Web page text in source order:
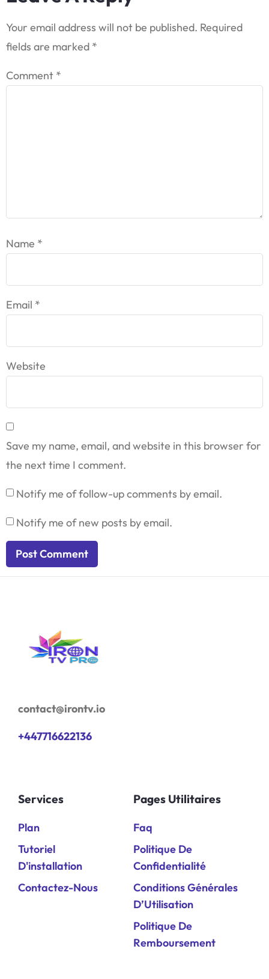
Your email address will not be published. Required
fields are marked *
Comment *
Name *
Email *
Website
Save my name, email, and website in this browser for
the next time I comment.
Notify me of follow-up comments by email.
Notify me of new posts by email.
contact@irontv.io
+447716622136
Services
Plan
Tutoriel
D'installation
Contactez-Nous
Pages Utilitaires
Faq
Politique De
Confidentialité
Conditions Générales
D’Utilisation
Politique De
Remboursement